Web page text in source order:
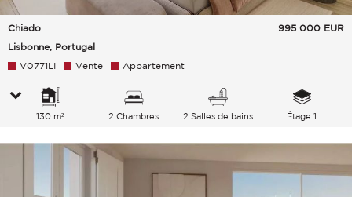
Chiado
Lisbonne, Portugal
995 000 EUR
V0771LI Vente Appartement
130 m² 2 Chambres 2 Salles de bains Étage 1